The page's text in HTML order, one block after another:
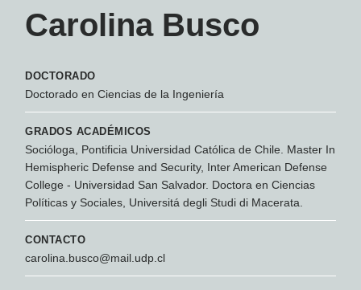
Carolina Busco
DOCTORADO
Doctorado en Ciencias de la Ingeniería
GRADOS ACADÉMICOS
Socióloga, Pontificia Universidad Católica de Chile. Master In
Hemispheric Defense and Security, Inter American Defense
College - Universidad San Salvador. Doctora en Ciencias
Políticas y Sociales, Universitá degli Studi di Macerata.
CONTACTO
carolina.busco@mail.udp.cl